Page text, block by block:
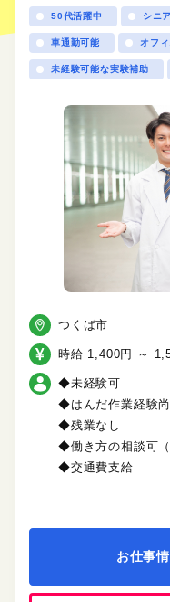
50代活躍中 シニ
車通勤可能 オフ
未経験可能な実験補助
つくば市
時給 1,400円 ～
◆未経験可
◆はんだ作業経験
◆残業なし
◆働き方の相談可（
◆交通費支給
お仕事